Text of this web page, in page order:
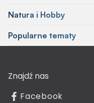
Natura i Hobby
Popularne tematy
Znajdź nas
Facebook